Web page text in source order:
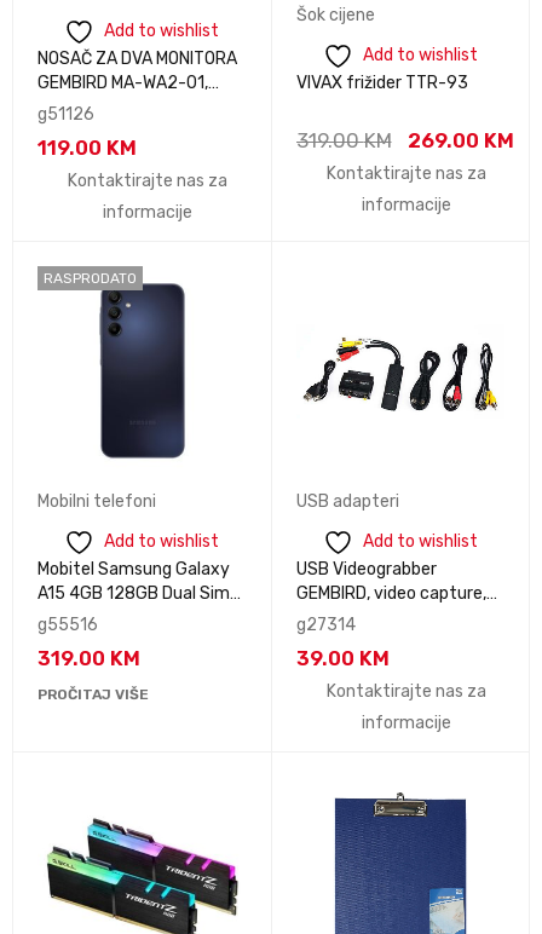
Add to wishlist
NOSAČ ZA DVA MONITORA
GEMBIRD MA-WA2-01,
montaža na zid, 17”-27”,
g51126
119.00 KM
Kontaktirajte nas za
informacije
Šok cijene
Add to wishlist
VIVAX frižider TTR-93
319.00KM 269.00 KM
Kontaktirajte nas za
informacije
RASPRODATO
Mobilni telefoni
Add to wishlist
Mobitel Samsung Galaxy
A15 4GB 128GB Dual Sim
Blue Black
g55516
319.00 KM
PROČITAJ VIŠE
USB adapteri
Add to wishlist
USB Videograbber
GEMBIRD, video capture,
software included, UVG-
g27314
39.00 KM
Kontaktirajte nas za
informacije